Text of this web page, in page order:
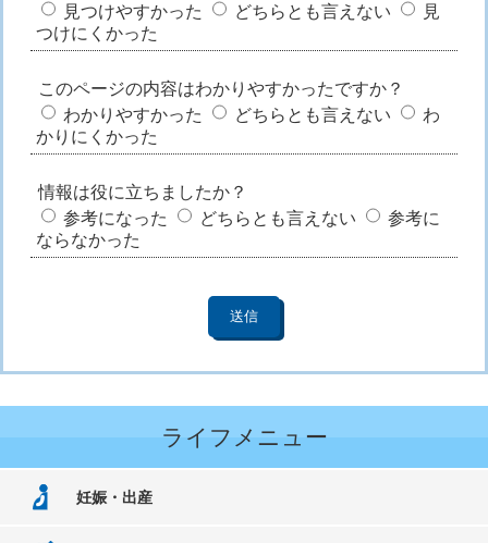
見つけやすかった
どちらとも言えない
見
つけにくかった
このページの内容はわかりやすかったですか？
わかりやすかった
どちらとも言えない
わ
かりにくかった
情報は役に立ちましたか？
参考になった
どちらとも言えない
参考に
ならなかった
ライフメニュー
妊娠・出産